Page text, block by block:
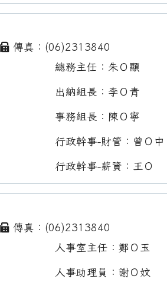
傳真：(06)2313840
總務主任：朱Ｏ顯
出納組長：李Ｏ青
事務組長：陳Ｏ寧
行政幹事-財管：曾Ｏ中
行政幹事-薪資：王Ｏ
傳真：(06)2313840
人事室主任：鄭Ｏ玉
人事助理員：謝Ｏ妏